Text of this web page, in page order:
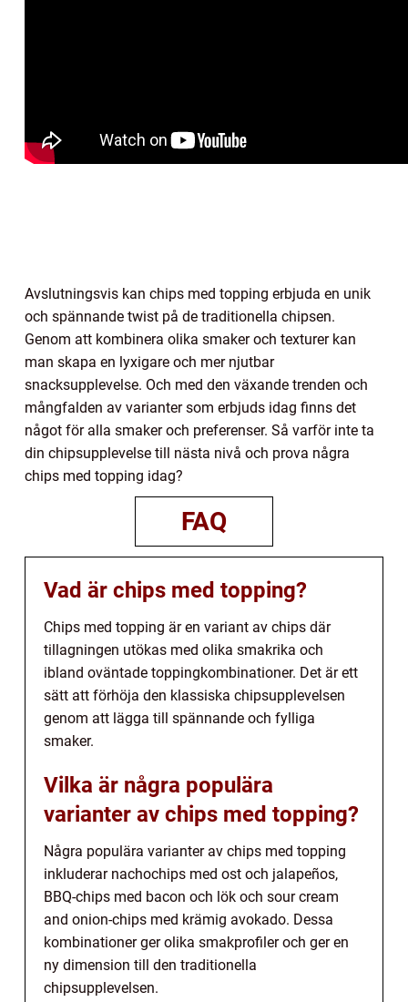
Avslutningsvis kan chips med topping erbjuda en unik
och spännande twist på de traditionella chipsen.
Genom att kombinera olika smaker och texturer kan
man skapa en lyxigare och mer njutbar
snacksupplevelse. Och med den växande trenden och
mångfalden av varianter som erbjuds idag finns det
något för alla smaker och preferenser. Så varför inte ta
din chipsupplevelse till nästa nivå och prova några
chips med topping idag?
FAQ
Vad är chips med topping?
Chips med topping är en variant av chips där
tillagningen utökas med olika smakrika och
ibland oväntade toppingkombinationer. Det är ett
sätt att förhöja den klassiska chipsupplevelsen
genom att lägga till spännande och fylliga
smaker.
Vilka är några populära
varianter av chips med topping?
Några populära varianter av chips med topping
inkluderar nachochips med ost och jalapeños,
BBQ-chips med bacon och lök och sour cream
and onion-chips med krämig avokado. Dessa
kombinationer ger olika smakprofiler och ger en
ny dimension till den traditionella
chipsupplevelsen.